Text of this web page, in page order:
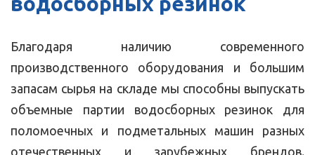
Благодаря наличию современного
производственного оборудования и большим
запасам сырья на складе мы способны выпускать
объемные партии водосборных резинок для
поломоечных и подметальных машин разных
отечественных и зарубежных брендов.